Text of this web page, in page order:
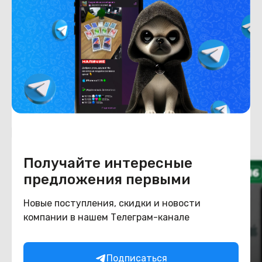
Получайте интересные
предложения первыми
Новые поступления, скидки и новости
компании в нашем Телеграм-канале
Подписаться
Степень износа
Конструкция
Цвет розовый